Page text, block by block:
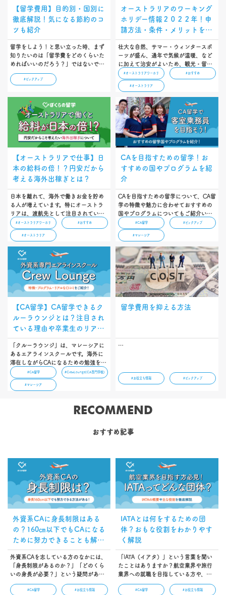
【留学費用】目的別・国別に
徹底解説！気になる節約のコ
ツも紹介
留学をしよう！と思い立った時、まず
知りたいのは「留学費をどのくらいた
めればいいのだろう？」ではないでし
ょうか。 この記事では、みなさんの留
学という目標を実現していただくため
費」を、方法別・国別で詳しく解説し
ています。ぜひ参考にしてくださ
い！…
#ピックアップ
オーストラリアのワーキング
ホリデー情報２０２２年！申
請方法・条件・メリットを解
説
壮大な自然、サマー・ウィンタースポ
ーツが盛ん、通年で気候が温暖、など
に加えて治安がよいため、観光・留学
と大人気のオーストラリア。この記事
では、オーストラリアのワーキングホ
リデー最新情報（２０２２年版）の申
請方法、参加条件、そして滞在するメ
リットを解説していきます。…
#オーストラリアワーホリ #おすすめ
#オーストラリア
【オーストラリアで仕事】日
本の給料の倍！？円安だから
考える海外出稼ぎとは？
日本を離れて、海外で働きお金を貯め
る人が増えています。特にオーストラ
リアは、渡航先として注目されていま
す。この記事では、オーストラリアの
賃金、すぐに仕事が始められるビザの
種類、そして働くために必要な英語力
について解説しています。円安の今だ
からこそ、挑戦できる機会です！…
#オーストラリアワーホリ #おすすめ
#オーストラリア
CAを目指すための留学！お
すすめの国やプログラムを紹
介
CAを目指すための留学について、CA留
学の特徴や魅力に合わせておすすめの
国やプログラムについてもご紹介いた
します…#CA留学 #ピックアップ
#マレーシア
【CA留学】CA留学できるク
ルーラウンジとは？注目され
ている理由や卒業生のリアル
な口コミ
「クルーラウンジ」は、マレーシアに
あるエアラインスクールです。海外に
滞在しながらCAになるための勉強をす
る「CA留学」ができるエアラインスク
ールとして、注目を浴びています。本
記事では「どんなところなの？」「な
ている方に向けて、クルーラウンジが
どんなエアラインスクールなのか紹介
#CA留学 #CrewLounge(CA専門学校)
#マレーシア
留学費用を抑える方法
…
#お役立ち情報 #ピックアップ
RECOMMEND
おすすめ記事
外資系CAに身長制限はある
の？160㎝以下でもCAになる
ために努力できることも解
説！
外資系CAを志している方のなかには、
「身長制限があるのか？」「どのくら
いの身長が必要？」という疑問がある
のではないでしょうか。身長がさほど
高くない場合、自分が外資系CAの採用
#CA留学 #お役立ち情報
IATAとは何をするための団
体？おもな役割をわかりやす
く解説
「IATA（イアタ）」という言葉を聞い
たことはありますか？航空業界や旅行
業界への就職を目指している方や、そ
れらの業界に就職したばかりの方はも
しかすると聞いたことがあるかもしれ
#CA留学 #お役立ち情報